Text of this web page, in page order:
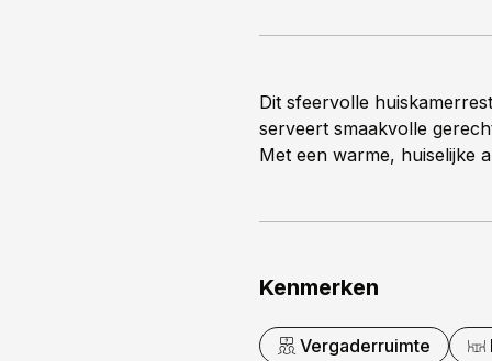
Dit sfeervolle
serveert smaakvolle
Met een warme, huiselijke
Kenmerken
Vergaderruimte